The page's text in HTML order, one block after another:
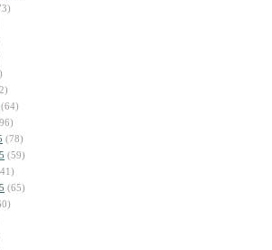
(64)
(78)
(59)
(65)